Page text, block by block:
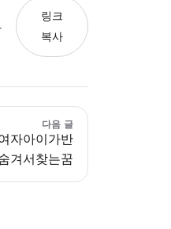
링크
복사
다음 글
자아이가반
겨서찾는꿈